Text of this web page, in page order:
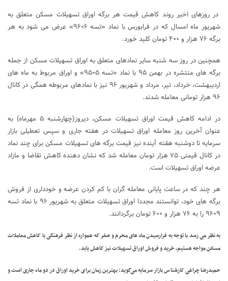
در روزهای اخیر روند کاهش قیمت هر برگه اوراق تسهیلات مسکن متعلق به
شهریور ماه امسال که در فرابورس با نماد «تسه ۹۶۰۶» عرض می شود به هر
برگه ۷۶ هزار و ۴۰۰ تومان کلید خورد.
همچنین در روز سه شنبه سایر نمادهای متعلق به اوراق تسهیلات مسکن از جمله
برگه های منتشره در بهمن ۹۵ با نماد «تسه ۹۵۰۵» و اوراق مربوط به ماه های
اردیبهشت، خرداد، تیر، مرداد و شهریور ۹۶ نیز با نمادهای مربوطه همگی در کانال
۹۶ هزار تومانی معامله شدند.
در ادامه کاهش قیمت اوراق تسهیلات مسکن، دیروز(چهارشنبه ۵ مهرماه) به
عنوان آخرین روز معامله اوراق تسهیلات در هفته جاری و سپس تعطیلی بازار
سرمایه تا دوشنبه هقته آینده نیز قیمت برگه های تسهیلات مسکن برای چند نماد
در کانال قیمتی ۷۵ هزار تومان معامله شد که نشان دهنده کاهش تقاضا و مازاد
عرضه اوراق تسهیلات است.
هر چند که در ساعت پایانی معامله گران با کم کردن عرضه و خودداری از فروش
برگه های خود، توانستند مجددا اوراق تسهیلات متعلق به شهریور ۹۶ با نماد تسه
۹۶۰۹ را به ۷۶ هزار و ۶۰۰ تومان برگردانند.
به نظر می رسد با توجه به فرارسیدن ماه های محرم و صفر که همواره از نظر فرهنگی با کاهش معاملات
مسکن مواجه هستیم، خرید و فروش اوراق تسهیلات نیز کاهش یابد.
حمیدرضا چراغی کارشناس بازار سرمایه می‌گوید: بهترین زمان برای خرید اوراق در دو ماه جاری است و